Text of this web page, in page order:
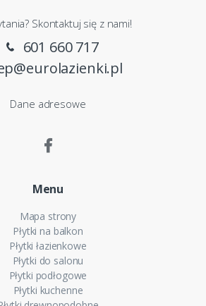
Skontaktuj się z nami!
601 660 717
Dane adresowe
Menu
Mapa strony
Płytki na balkon
Płytki łazienkowe
Płytki do salonu
Płytki podłogowe
Płytki kuchenne